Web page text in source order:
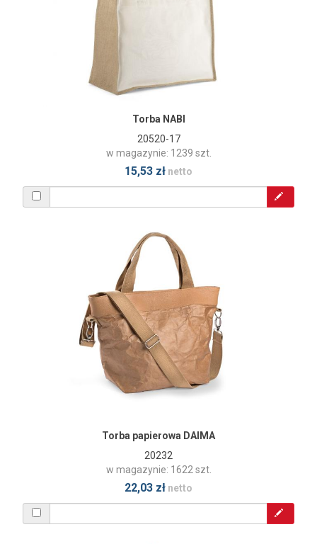
Torba NABI
20520-17
w magazynie: 1239 szt.
15,53 zł netto
Torba papierowa DAIMA
20232
w magazynie: 1622 szt.
22,03 zł netto